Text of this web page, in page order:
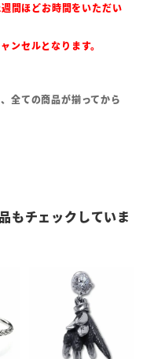
間ほどお時間をいただい
ンセルとなります。
全ての商品が揃ってから
もチェックしていま